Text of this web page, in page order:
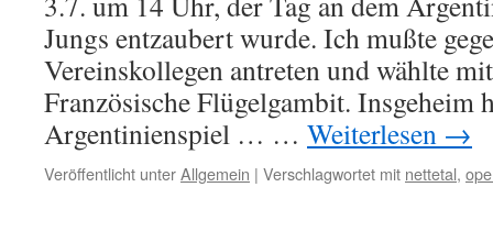
Jungs entzaubert wurde. Ich mußte
Vereinskollegen antreten und wählte
Französische Flügelgambit. Insgeheim
Argentinienspiel … … Weiterlesen →
Veröffentlicht unterAllgemein | Verschlagwortet mit nettetal,